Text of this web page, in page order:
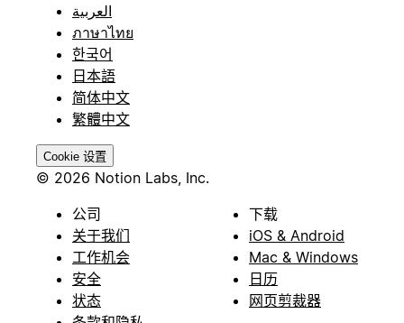
العربية
ภาษาไทย
한국어
日本語
简体中文
繁體中文
Cookie 设置
© 2026 Notion Labs, Inc.
公司
关于我们
工作机会
安全
状态
下载
iOS & Android
Mac & Windows
日历
网页剪裁器